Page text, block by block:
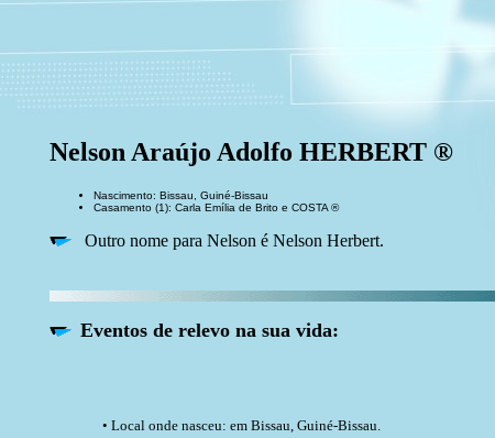
Nelson Araújo Adolfo HERBERT ®
Nascimento: Bissau, Guiné-Bissau
Casamento (1): Carla Emília de Brito e COSTA ®
Outro nome para Nelson é Nelson Herbert.
Eventos de relevo na sua vida:
• Local onde nasceu: em Bissau, Guiné-Bissau.